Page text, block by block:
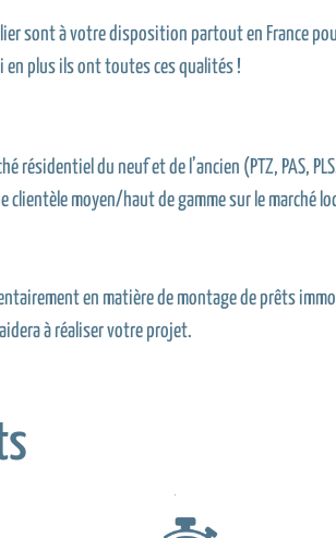
sont à votre disposition partout en France
plus ils ont toutes ces qualités !
résidentiel du neuf et de l’ancien (PTZ, PAS,
moyen/haut de gamme sur le marché
en matière de montage de prêts
à réaliser votre projet.